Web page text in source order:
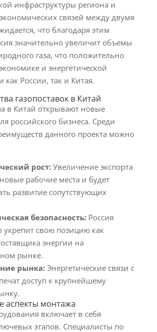
инфраструктуры региона и
связей между двумя
что благодаря этим
значительно увеличит объемы
газа, что положительно
и энергетической
как России, так и Китая.
газопоставок в Китай
в Китай открывают новые
российского бизнеса. Среди
данного проекта можно
рост:Увеличение экспорта
новые рабочие места и будет
развитие сопутствующих
безопасность:Россия
укрепит свою позицию как
энергии на
рынке.
рынка:Энергетические связи с
доступ к крупнейшему
аспекты монтажа
включает в себя
этапов. Специалисты по